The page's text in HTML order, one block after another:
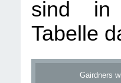
sind in
Tabelle
Gairdners